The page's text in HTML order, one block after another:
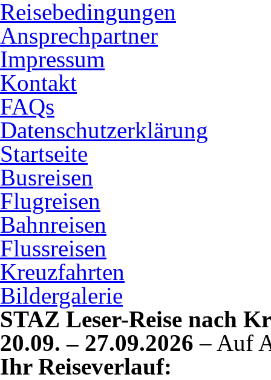
Reisebedingungen
Ansprechpartner
Impressum
Kontakt
FAQs
Datenschutzerklärung
Startseite
Busreisen
Flugreisen
Bahnreisen
Flussreisen
Kreuzfahrten
Bildergalerie
STAZ Leser-Reise nach
20.09. – 27.09.2026 – Auf
Ihr Reiseverlauf: